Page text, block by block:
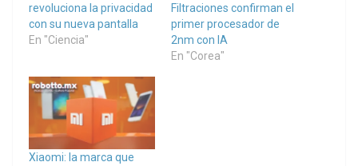
revoluciona la privacidad
con su nueva pantalla
En "Ciencia"
Filtraciones confirman el
primer procesador de
2nm con IA
En "Corea"
Xiaomi: la marca que